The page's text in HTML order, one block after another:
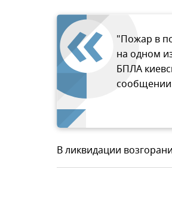
"Пожар в
на одном
БПЛА
В ликвидации